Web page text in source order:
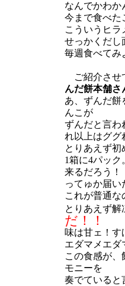
なんでかわか
今まで食べた
こういうヒ
せっかくだし
毎週食べてみ
ご紹介させ
んだ餅本舗さ
あ、ずんだ餅
んこが
ずんだと言わ
れ以上はググ
とりあえず
1箱に4パッ
来るだろう！
ってゅか届
これが普通
とりあえず解
だ！！
味は甘ェ！す
エダマメエダ
この食感が
モニーを
奏でていると